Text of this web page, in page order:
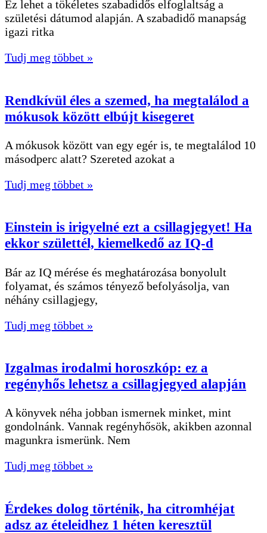
Ez lehet a tökéletes szabadidős elfoglaltság a
születési dátumod alapján. A szabadidő manapság
igazi ritka
Tudj meg többet »
Rendkívül éles a szemed, ha megtalálod a
mókusok között elbújt kisegeret
A mókusok között van egy egér is, te megtalálod 10
másodperc alatt? Szereted azokat a
Tudj meg többet »
Einstein is irigyelné ezt a csillagjegyet! Ha
ekkor születtél, kiemelkedő az IQ-d
Bár az IQ mérése és meghatározása bonyolult
folyamat, és számos tényező befolyásolja, van
néhány csillagjegy,
Tudj meg többet »
Izgalmas irodalmi horoszkóp: ez a
regényhős lehetsz a csillagjegyed alapján
A könyvek néha jobban ismernek minket, mint
gondolnánk. Vannak regényhősök, akikben azonnal
magunkra ismerünk. Nem
Tudj meg többet »
Érdekes dolog történik, ha citromhéjat
adsz az ételeidhez 1 héten keresztül